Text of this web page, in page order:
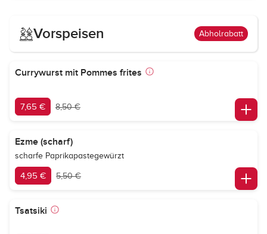
Vorspeisen Abholrabatt
Currywurst mit Pommes frites
7,65 € 8,50 €
Ezme (scharf)
scharfe Paprikapastegewürzt
4,95 € 5,50 €
Tsatsiki